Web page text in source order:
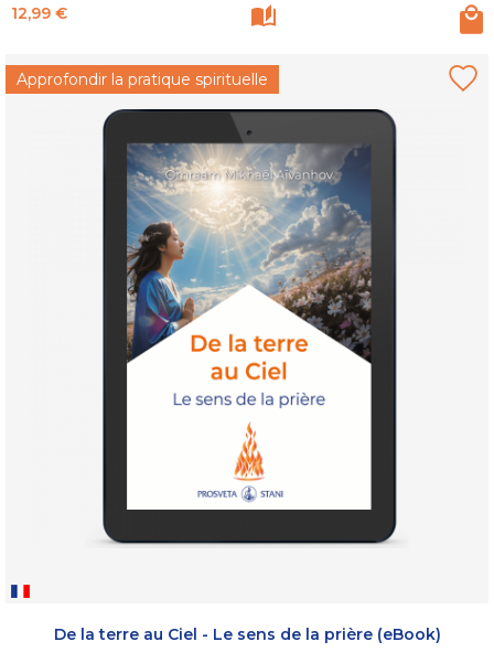
Prix
12,99 €
Approfondir la pratique spirituelle
De la terre au Ciel - Le sens de la prière (eBook)